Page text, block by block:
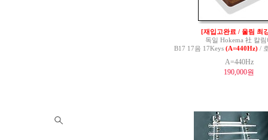
[재입고완료 / 울림 최
독일 Hokema 社 칼림
B17 17음 17Keys (A=440Hz)/
A=440Hz
190,000원